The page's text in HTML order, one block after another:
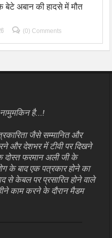
बेटे अबान की हादसे में मौत
(0) Comments
है…!
जैसे सम्मानित और
और देशभर में टीवी पर दिखने
दोस्त फरमान अली जी के
के बाद एक पत्रकार होने का
से केबल पर प्रसारित होने वाले
काम करने के दौरान मैडम